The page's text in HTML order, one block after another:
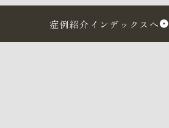
症例紹介インデックスへ